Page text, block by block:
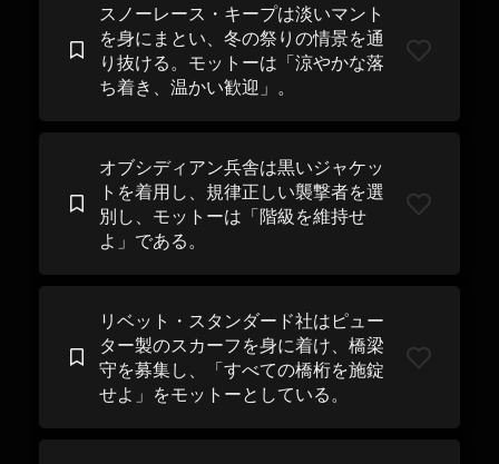
スノーレース・キープは淡いマント
を身にまとい、冬の祭りの情景を通
り抜ける。モットーは「涼やかな落
ち着き、温かい歓迎」。
オブシディアン兵舎は黒いジャケッ
トを着用し、規律正しい襲撃者を選
別し、モットーは「階級を維持せ
よ」である。
リベット・スタンダード社はピュー
ター製のスカーフを身に着け、橋梁
守を募集し、「すべての橋桁を施錠
せよ」をモットーとしている。